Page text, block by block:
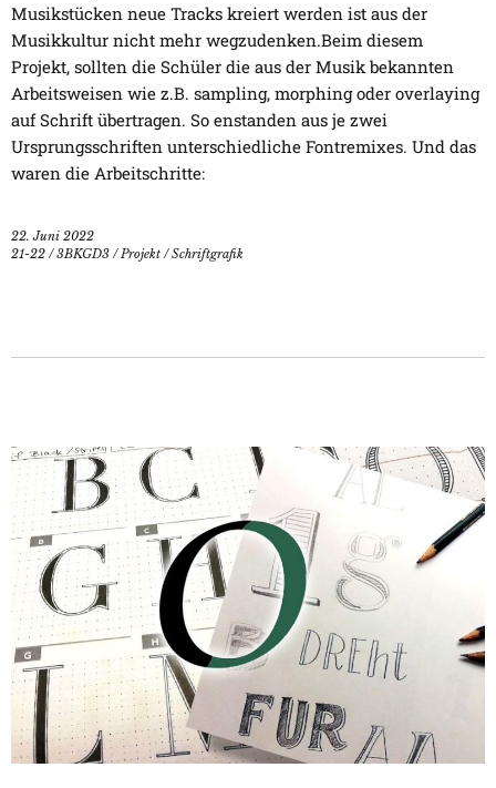
Musikstücken neue Tracks kreiert werden ist aus der
Musikkultur nicht mehr wegzudenken.Beim diesem
Projekt, sollten die Schüler die aus der Musik bekannten
Arbeitsweisen wie z.B. sampling, morphing oder overlaying
auf Schrift übertragen. So enstanden aus je zwei
Ursprungsschriften unterschiedliche Fontremixes. Und das
waren die Arbeitschritte:
22. Juni 2022
21-22 /3BKGD3 /Projekt /Schriftgrafik